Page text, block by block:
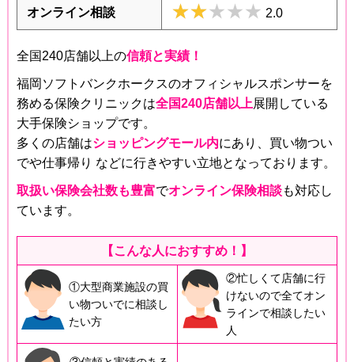
オンライン相談 ★★★★★
★★★★★ 2.0
全国240店舗以上の信頼と実績！
福岡ソフトバンクホークスのオフィシャルスポンサーを
務める保険クリニックは全国240店舗以上展開している
大手保険ショップです。
多くの店舗はショッピングモール内にあり、買い物つい
でや仕事帰り などに行きやすい立地となっております。
取扱い保険会社数も豊富でオンライン保険相談も対応し
ています。
【こんな人におすすめ！】
①大型商業施設の買
い物ついでに相談し
たい方
②忙しくて店舗に行
けないので全てオン
ラインで相談したい
人